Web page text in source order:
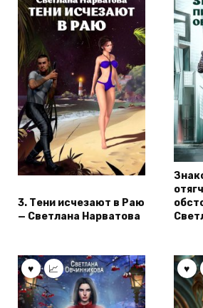
3. Тени исчезают в Раю
— Светлана Нарватова